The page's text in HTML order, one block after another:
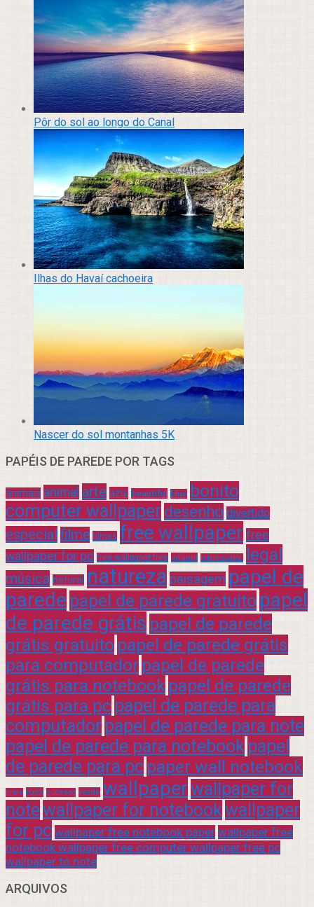
Pôr do sol ao longo do Canal
Ilhas do Havaí cachoeira
Nascer do sol montanhas 5K
PAPÉIS DE PAREDE POR TAGS
animais animal arte azul beautiful blue bonito
computer wallpaper desenho divertido
especial filme filmes free wallpaper free
wallpaper for pc free wallpaper free infantil interessante legal
música natural natureza paisagem papel de
parede papel de parede gratuito papel
de parede grátis papel de parede
grátis gratuito papel de parede grátis
para computador papel de parede
grátis para notebook papel de parede
grátis para pc papel de parede para
computador papel de parede para note
papel de parede para notebook papel
de parede para pc paper wall notebook
praia rock sucesso verde wallpaperwallpaper for
notewallpaper for notebookwallpaper
for pc wallpaper free notebook paper wallpaper free
notebook wallpaper free computer wallpaper free pc
wallpaper to note
ARQUIVOS